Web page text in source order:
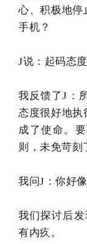
心、积极地停
手机？
J说：起码态
我反馈了J：
态度很好地执
成了使命。
则，未免苛刻
我问J：你好
我们探讨后
有内疚。